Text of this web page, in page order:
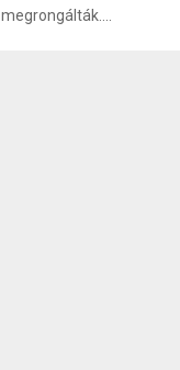
megrongálták....